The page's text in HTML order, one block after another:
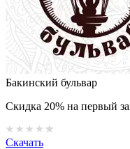
Бакинский бульвар
Скидка 20% на первый
Скачать